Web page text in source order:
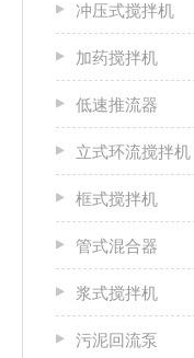
冲压式搅拌机
加药搅拌机
低速推流器
立式环流搅拌机
框式搅拌机
管式混合器
浆式搅拌机
污泥回流泵